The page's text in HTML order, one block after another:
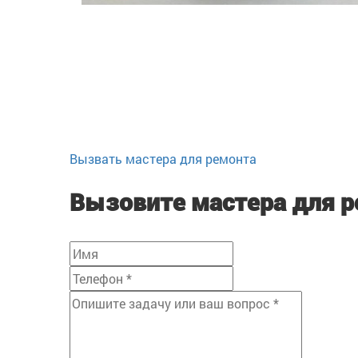
Вызвать мастера для ремонта
Вызовите мастера для